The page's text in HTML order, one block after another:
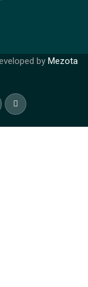
by Mezota